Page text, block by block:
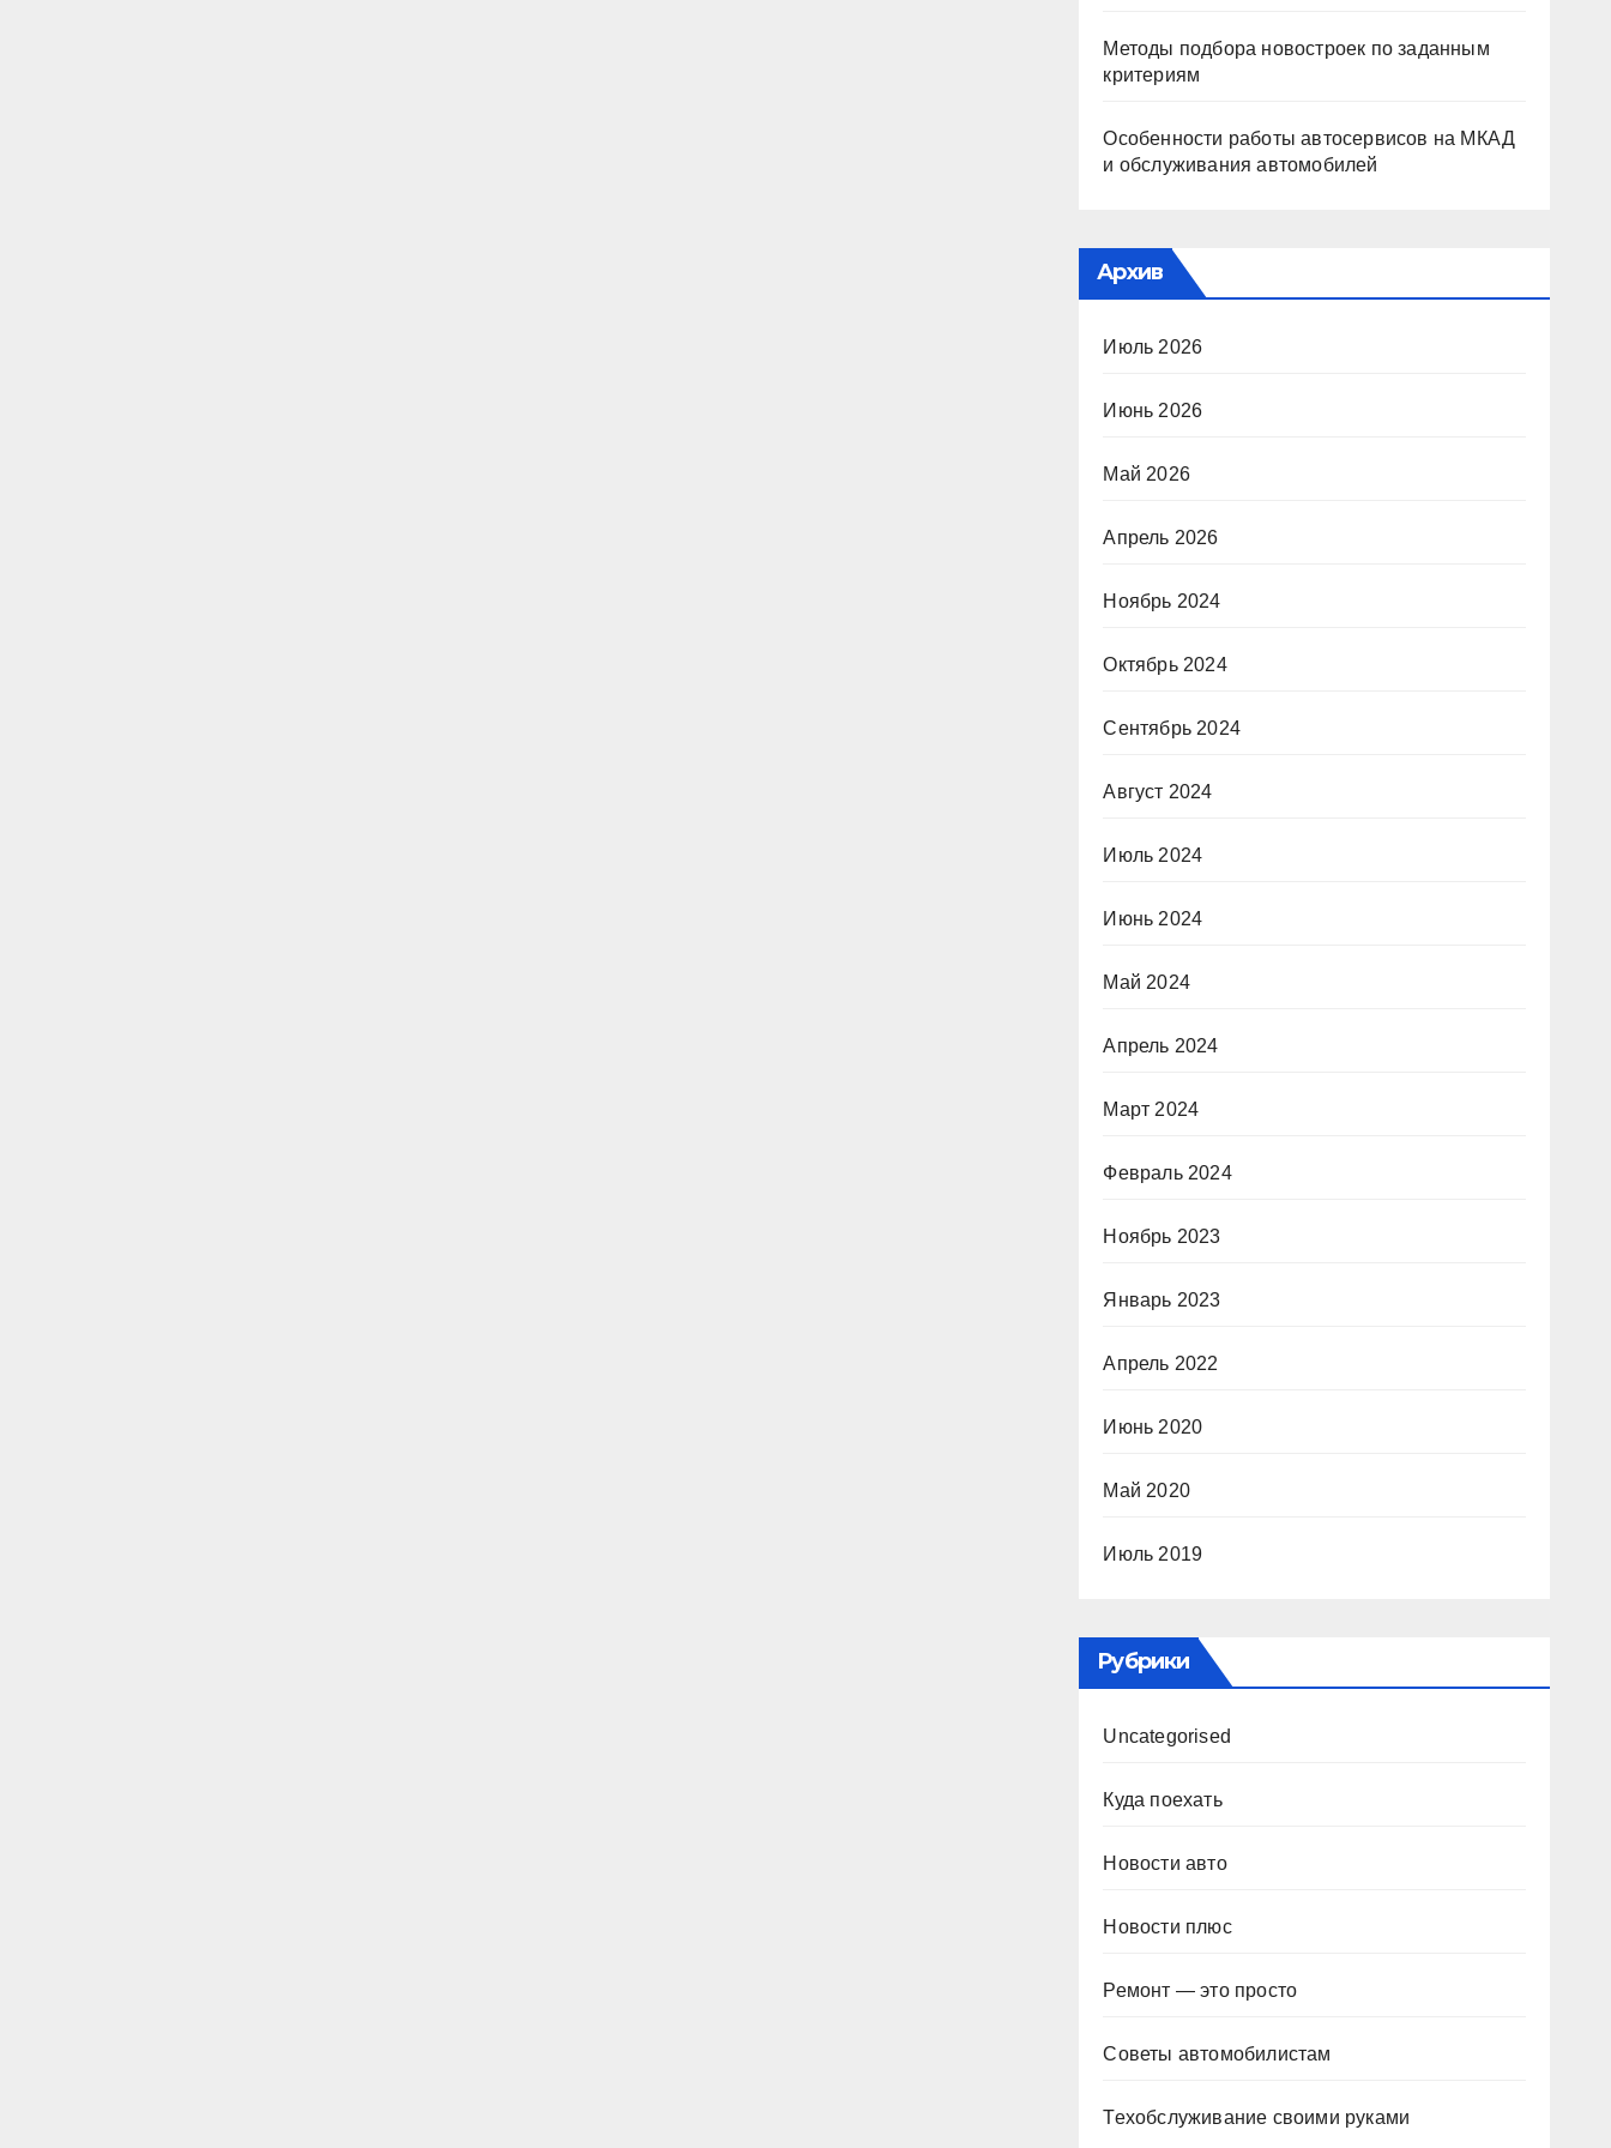
Методы подбора новостроек по заданным
критериям
Особенности работы автосервисов на МКАД
и обслуживания автомобилей
Архив
Июль 2026
Июнь 2026
Май 2026
Апрель 2026
Ноябрь 2024
Октябрь 2024
Сентябрь 2024
Август 2024
Июль 2024
Июнь 2024
Май 2024
Апрель 2024
Март 2024
Февраль 2024
Ноябрь 2023
Январь 2023
Апрель 2022
Июнь 2020
Май 2020
Июль 2019
Рубрики
Uncategorised
Куда поехать
Новости авто
Новости плюс
Ремонт — это просто
Советы автомобилистам
Техобслуживание своими руками